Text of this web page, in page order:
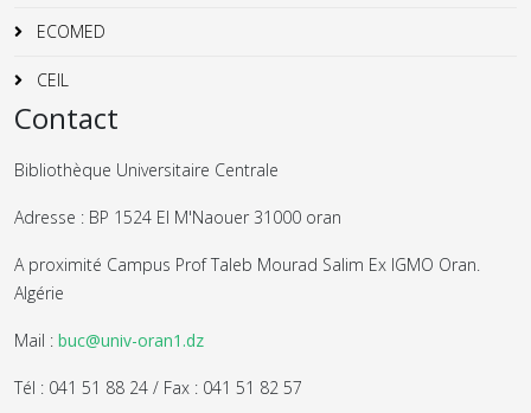
ECOMED
CEIL
Contact
Bibliothèque Universitaire Centrale
Adresse : BP 1524 El M'Naouer 31000 oran
A proximité Campus Prof Taleb Mourad Salim Ex IGMO Oran.
Algérie
Mail : buc@univ-oran1.dz
Tél : 041 51 88 24 / Fax : 041 51 82 57